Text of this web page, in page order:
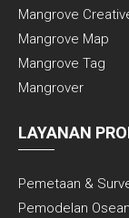
Mangrove
Mangrove Map
Mangrove Tag
Mangrover
LAYANAN
Pemetaan &
Pemodelan